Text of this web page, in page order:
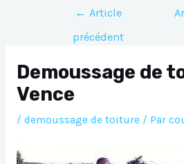
Navigation
l’article
← Article
précédent
Demoussage de
Vence
/ demoussage de toiture/ Par